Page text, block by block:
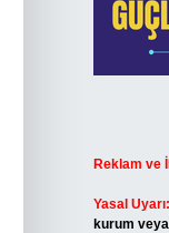
Reklam ve
Yasal Uyarı:
kurum